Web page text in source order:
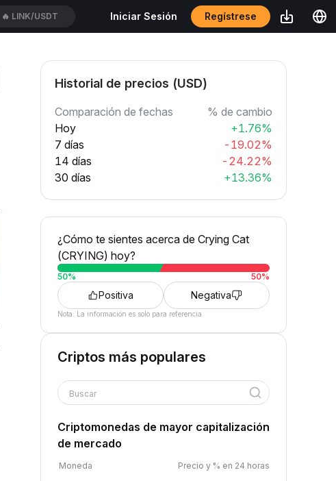
🔥 LINK/USDT Iniciar Sesión Regístrese
Historial de precios (USD)
Comparación de fechas
% de cambio
Hoy
+1.76%
7 días
-19.02%
14 días
-24.22%
30 días
+13.36%
¿Cómo te sientes acerca de Crying Cat
(CRYING) hoy?
50% 50%
Positiva Negativa
Nota: La información es solo para referencia.
Criptos más populares
Buscar
Criptomonedas de mayor capitalización
de mercado
Moneda Precio y % en 24 horas